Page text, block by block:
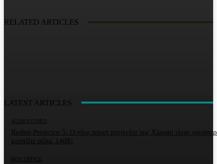
RELATED ARTICLES
LATEST ARTICLES
AUDIO/VIDEO
Redmi Projector 5: Ο νέος smart projector της Xiaomi είναι
κοστίζει μόλις 140$!
BOX OFFICE